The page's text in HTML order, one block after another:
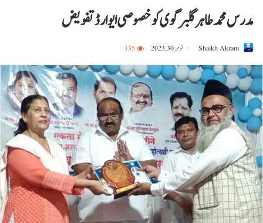
مدرس محمد طاہر گلبرگوی کو خصوصی ایوارڈ تفویض
Shaikh Akram نومبر 30, 2023 135